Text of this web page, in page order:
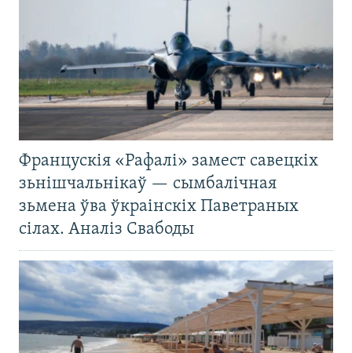
Францускія «Рафалі» замест савецкіх
зьнішчальнікаў — сымбалічная
зьмена ўва ўкраінскіх Паветраных
сілах. Аналіз Свабоды